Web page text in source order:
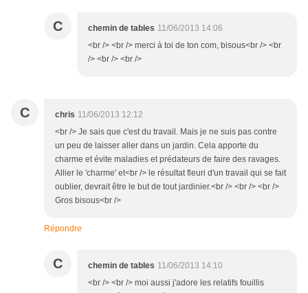
C chemin de tables 11/06/2013 14:06
<br /> <br /> merci à toi de ton com, bisous<br /> <br
/> <br /> <br />
C chris 11/06/2013 12:12
<br /> Je sais que c'est du travail. Mais je ne suis pas contre
un peu de laisser aller dans un jardin. Cela apporte du
charme et évite maladies et prédateurs de faire des ravages.
Allier le 'charme' et<br /> le résultat fleuri d'un travail qui se fait
oublier, devrait être le but de tout jardinier.<br /> <br /> <br />
Gros bisous<br />
Répondre
C chemin de tables 11/06/2013 14:10
<br /> <br /> moi aussi j'adore les relatifs fouillis